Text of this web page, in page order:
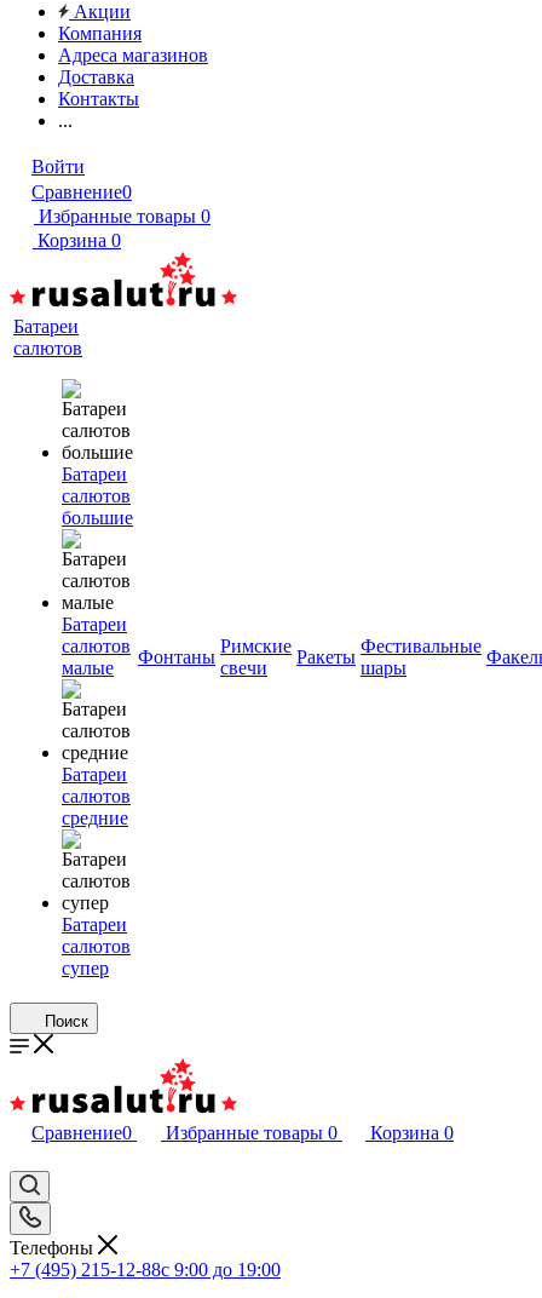
Акции
Компания
Адреса магазинов
Доставка
Контакты
...
Войти
Сравнение0
Избранные товары 0
Корзина 0
Батареи
салютов
Батареи
салютов
большие
Батареи
салютов
малые
Батареи
салютов
средние
Батареи
салютов
супер
Фонтаны
Римские
свечи
Ракеты
Фестивальные
шары
Поиск
Сравнение0 Избранные товары 0 Корзина 0
Телефоны
+7 (495) 215-12-88c 9:00 до 19:00